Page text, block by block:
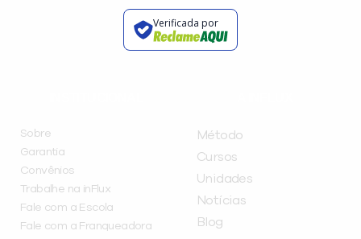
Verificada por
Sobre
Garantia
Convênios
Trabalhe na inFlux
Fale com a Escola
Fale com a Franqueadora
Método
Cursos
Unidades
Notícias
Blog